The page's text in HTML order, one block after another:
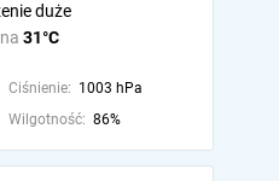
31°C
duże
Ciśnienie: 1003 hPa
Wilgotność: 86%